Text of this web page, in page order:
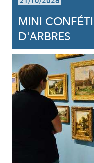
MINI
D'ARBRES